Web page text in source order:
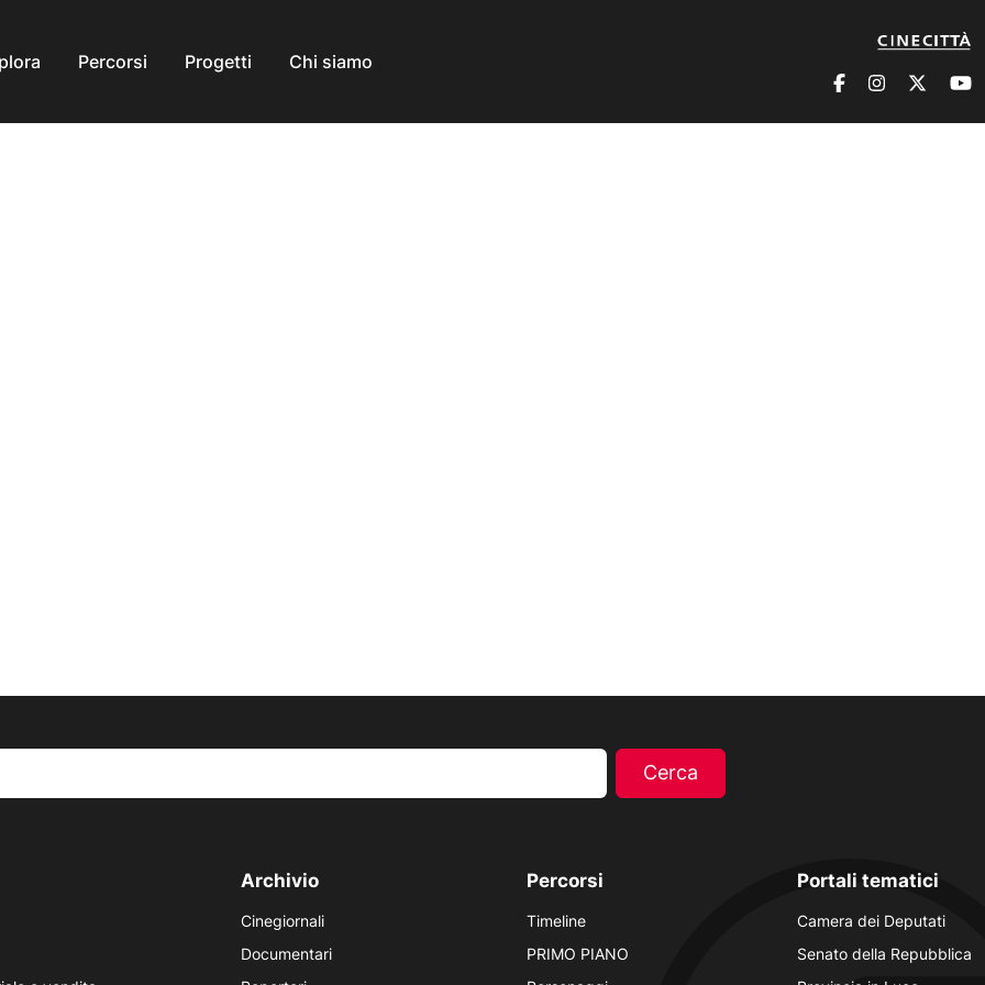
Percorsi Progetti Chi siamo
Archivio
Cinegiornali
Documentari
Percorsi
Timeline
PRIMO PIANO
Portali tematici
Camera dei Deputati
Senato della Repubblica